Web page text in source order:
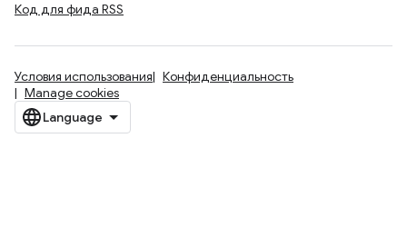
Код для фида RSS
Условия использования
Конфиденциальность
Manage cookies